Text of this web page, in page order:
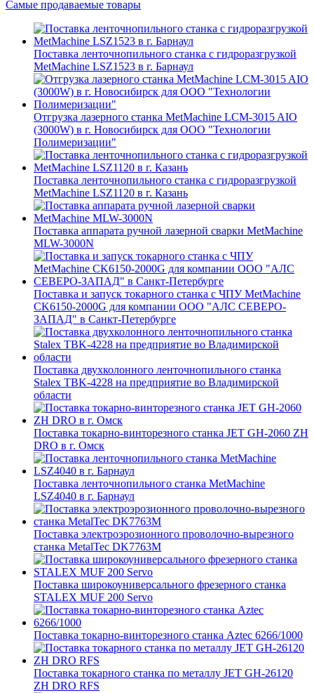
Самые продаваемые товары
Поставка ленточнопильного станка c гидроразгрузкой
MetMachine LSZ1523 в г. Барнаул
Отгрузка лазерного станка MetMachine LCM-3015 AIO
(3000W) в г. Новосибирск для ООО "Технологии
Полимеризации"
Поставка ленточнопильного станка c гидроразгрузкой
MetMachine LSZ1120 в г. Казань
Поставка аппарата ручной лазерной сварки MetMachine
MLW-3000N
Поставка и запуск токарного станка с ЧПУ MetMachine
CK6150-2000G для компании ООО "АЛС СЕВЕРО-
ЗАПАД" в Санкт-Петербурге
Поставка двухколонного ленточнопильного станка
Stalex TBK-4228 на предприятие во Владимирской
области
Поставка токарно-винторезного станка JET GH-2060 ZH
DRO в г. Омск
Поставка ленточнопильного станка MetMachine
LSZ4040 в г. Барнаул
Поставка электроэрозионного проволочно-вырезного
станка MetalTec DK7763M
Поставка широкоуниверсального фрезерного станка
STALEX MUF 200 Servo
Поставка токарно-винторезного станка Aztec 6266/1000
Поставка токарного станка по металлу JET GH-26120
ZH DRO RFS